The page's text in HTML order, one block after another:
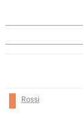
Rossi